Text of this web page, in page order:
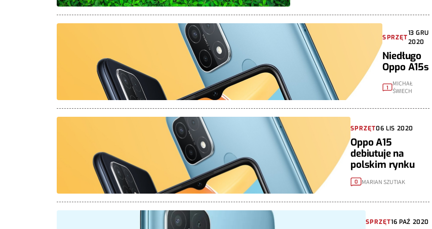
SPRZĘT
13 GRU
2020
Niedługo
Oppo A15s
1
MICHAŁ
ŚWIECH
SPRZĘT06 LIS 2020
Oppo A15
debiutuje na
polskim rynku
0 MARIAN SZUTIAK
SPRZĘT16 PAŹ 2020